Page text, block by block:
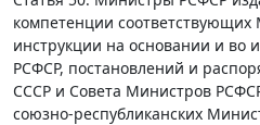
компетенции
инструкции на основании и во
РСФСР, постановлений и
СССР и Совета Министров
союзно-республиканских